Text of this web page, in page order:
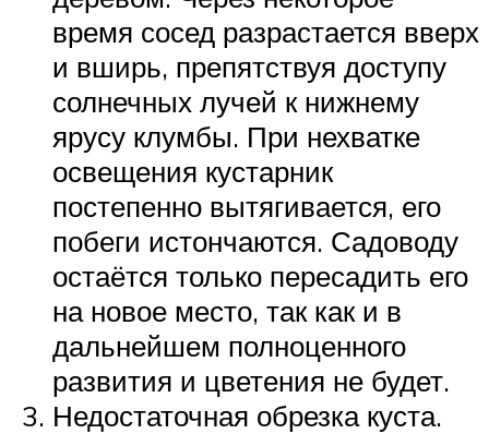
время сосед разрастается вверх
и вширь, препятствуя доступу
солнечных лучей к нижнему
ярусу клумбы. При нехватке
освещения кустарник
постепенно вытягивается, его
побеги истончаются. Садоводу
остаётся только пересадить его
на новое место, так как и в
дальнейшем полноценного
развития и цветения не будет.
Недостаточная обрезка куста.